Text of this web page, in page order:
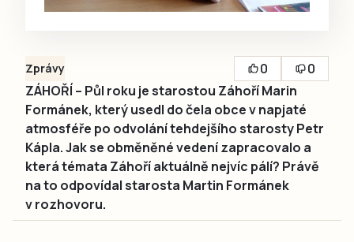
Zprávy 0
0
ZÁHOŘÍ – Půl roku je starostou Záhoří Marin
Formánek, který usedl do čela obce v napjaté
atmosféře po odvolání tehdejšího starosty Petr
Kápla. Jak se obměněné vedení zapracovalo a
která témata Záhoří aktuálně nejvíc pálí? Právě
na to odpovídal starosta Martin Formánek
v rozhovoru.